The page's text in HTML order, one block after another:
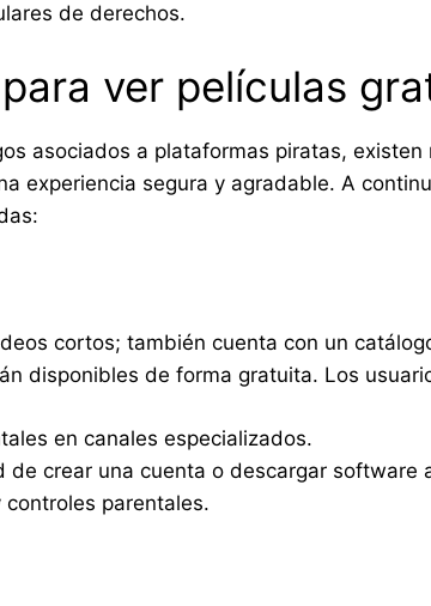
de derechos.
ver películas
asociados a plataformas piratas, existen
experiencia segura y agradable. A
cortos; también cuenta con un
disponibles de forma gratuita. Los
en canales especializados.
crear una cuenta o descargar software
parentales.